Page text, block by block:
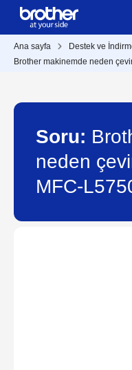
Ana sayfa Destek ve
Brother makinemde neden
Soru:
neden
MFC-